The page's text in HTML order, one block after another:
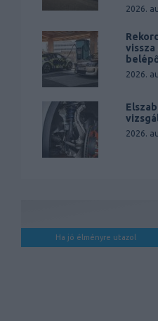
2026.
vissza
2026.
2026.
Ha jó élményre utazol